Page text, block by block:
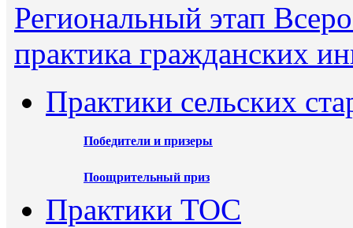
Региональный этап
практика гражданских
Практики сельских
Победители и призеры
Поощрительный приз
Практики ТОС